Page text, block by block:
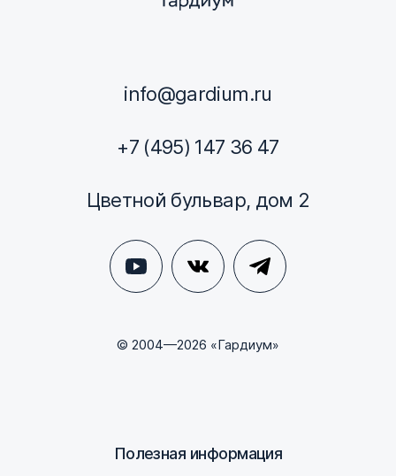
info@gardium.ru
+7 (495) 147 36 47
Цветной бульвар, дом 2
© 2004—2026 «Гардиум»
Полезная информация